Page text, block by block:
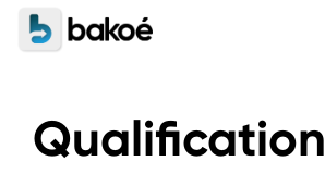
Qualification